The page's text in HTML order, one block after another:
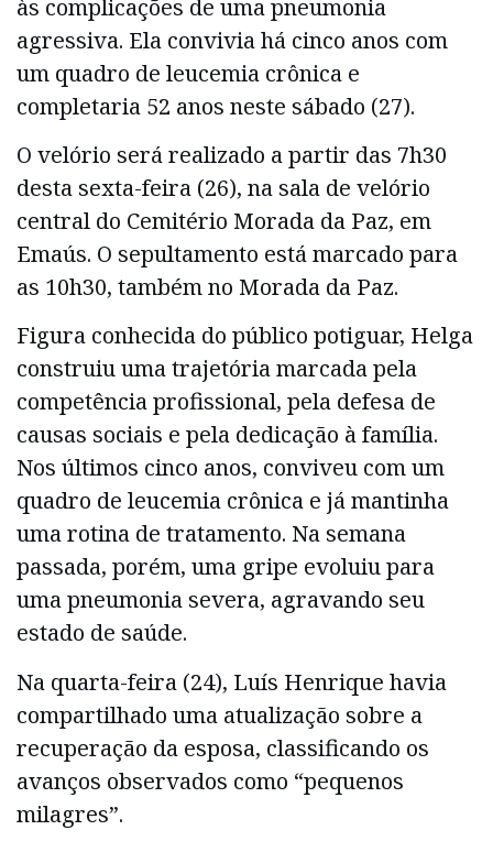
às complicações de uma pneumonia
agressiva. Ela convivia há cinco anos com
um quadro de leucemia crônica e
completaria 52 anos neste sábado (27).
O velório será realizado a partir das 7h30
desta sexta-feira (26), na sala de velório
central do Cemitério Morada da Paz, em
Emaús. O sepultamento está marcado para
as 10h30, também no Morada da Paz.
Figura conhecida do público potiguar, Helga
construiu uma trajetória marcada pela
competência profissional, pela defesa de
causas sociais e pela dedicação à família.
Nos últimos cinco anos, conviveu com um
quadro de leucemia crônica e já mantinha
uma rotina de tratamento. Na semana
passada, porém, uma gripe evoluiu para
uma pneumonia severa, agravando seu
estado de saúde.
Na quarta-feira (24), Luís Henrique havia
compartilhado uma atualização sobre a
recuperação da esposa, classificando os
avanços observados como “pequenos
milagres”.